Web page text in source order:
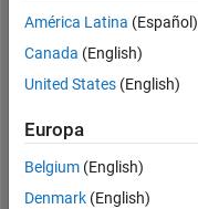
Followers:
0
América Latina (Español)
Canada (English)
United States (English)
Europa
Belgium (English)
Denmark (English)